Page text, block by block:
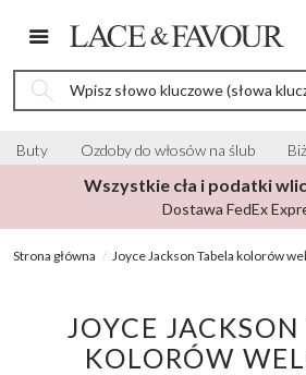
Wpisz słowo kluczowe (słowa
Buty Ozdoby do włosów na ślub
Wszystkie cła i podatki
Dostawa FedEx
Strona główna Joyce Jackson Tabela kolorów
JOYCE
KOLORÓW